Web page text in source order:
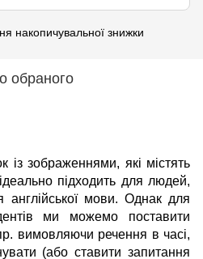
накопичувальної знижки
обраного
із зображеннями, які містять
підходить для людей,
англійської мови. Однак для
ми можемо поставити
вимовляючи речення в часі,
(або ставити запитання